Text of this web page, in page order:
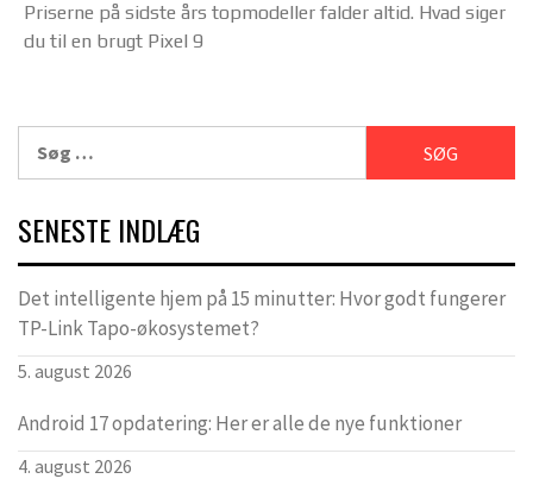
Priserne på sidste års topmodeller falder altid. Hvad siger
du til en brugt Pixel 9
efter:
SENESTE INDLÆG
Det intelligente hjem på 15 minutter: Hvor godt fungerer
TP-Link Tapo-økosystemet?
5. august 2026
Android 17 opdatering: Her er alle de nye funktioner
4. august 2026